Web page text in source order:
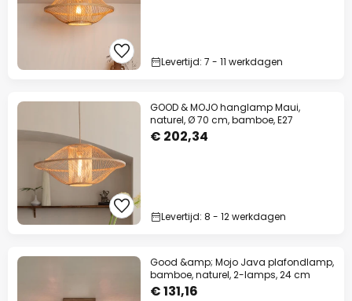
Levertijd: 7 - 11 werkdagen
GOOD & MOJO hanglamp Maui,
naturel, Ø 70 cm, bamboe, E27
€ 202,34
Levertijd: 8 - 12 werkdagen
Good &amp; Mojo Java plafondlamp,
bamboe, naturel, 2-lamps, 24 cm
€ 131,16